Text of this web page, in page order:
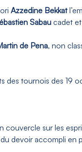
Azzedine Bekkat
Sabaucadet
de Pena, non
des tournois des 19
sur les
devoir accompli